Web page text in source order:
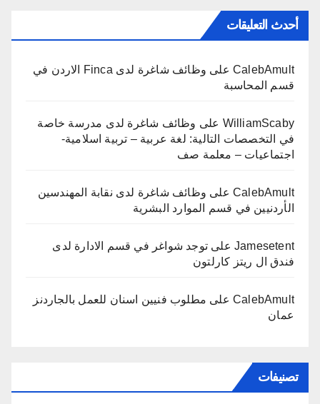
أحدث التعليقات
CalebAmult على
وظائف شاغرة لدى Finca الاردن في
قسم المحاسبة
WilliamScaby على وظائف شاغرة لدى مدرسة خاصة
في التخصصات التالية: لغة عربية – تربية اسلامية-
اجتماعيات – معلمة صف
CalebAmult على وظائف شاغرة لدى نقابة المهندسين
الأردنيين في قسم الموارد البشرية
Jamesetent على توجد شواغر في قسم الادارة لدى
فندق ال ريتز كارلتون
CalebAmult على مطلوب فنيين اسنان للعمل بالجاردنز
عمان
تصنيفات